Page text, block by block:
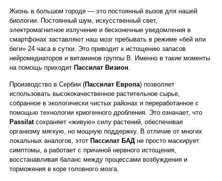
Жизнь в большом городе — это постоянный вызов для нашей
биологии. Постоянный шум, искусственный свет,
электромагнитное излучение и бесконечные уведомления в
смартфонах заставляют наш мозг пребывать в режиме «бей или
беги» 24 часа в сутки. Это приводит к истощению запасов
нейромедиаторов и витаминов группы B. Именно в такие моменты
на помощь приходитПассилат Визион
Производство в Сербии (Пассилат Европа) позволяет
использовать высококачественное растительное сырье,
собранное в экологически чистых районах и переработанное с
помощью технологии криогенного дробления. Это означает, что
Passilatсохраняет «живую» силу растений, обеспечивая
организму мягкую, но мощную поддержку. В отличие от многих
локальных аналогов, этотПассилат БАД не просто маскирует
симптомы, а работает с причиной нервного истощения,
восстанавливая баланс между процессами возбуждения и
торможения в коре головного мозга.